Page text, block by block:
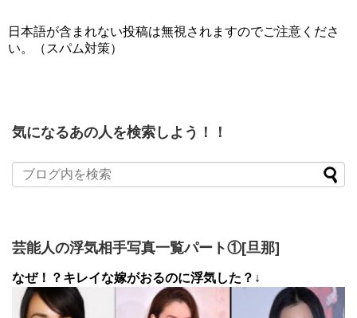
日本語が含まれない投稿は無視されますのでご注意くださ
い。（スパム対策）
気になるあの人を検索しよう！！
芸能人の浮気相手写真一覧パート①[旦那]
なぜ！？キレイな嫁がおるのに浮気した？↓